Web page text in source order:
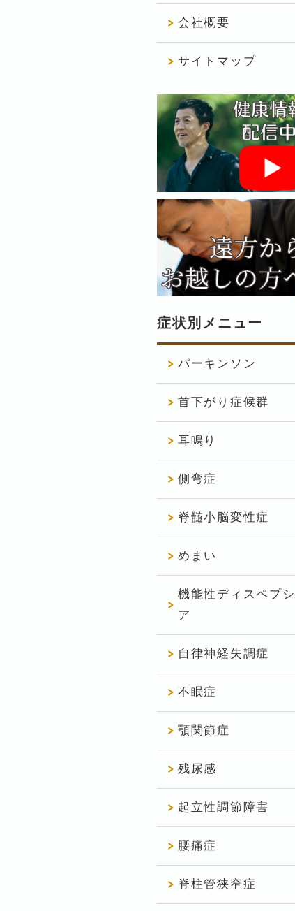
会社概要
サイトマップ
症状別メニュー
パーキンソン
首下がり症候群
耳鳴り
側弯症
脊髄小脳変性症
めまい
機能性ディスペプシ
ア
自律神経失調症
不眠症
顎関節症
残尿感
起立性調節障害
腰痛症
脊柱管狭窄症